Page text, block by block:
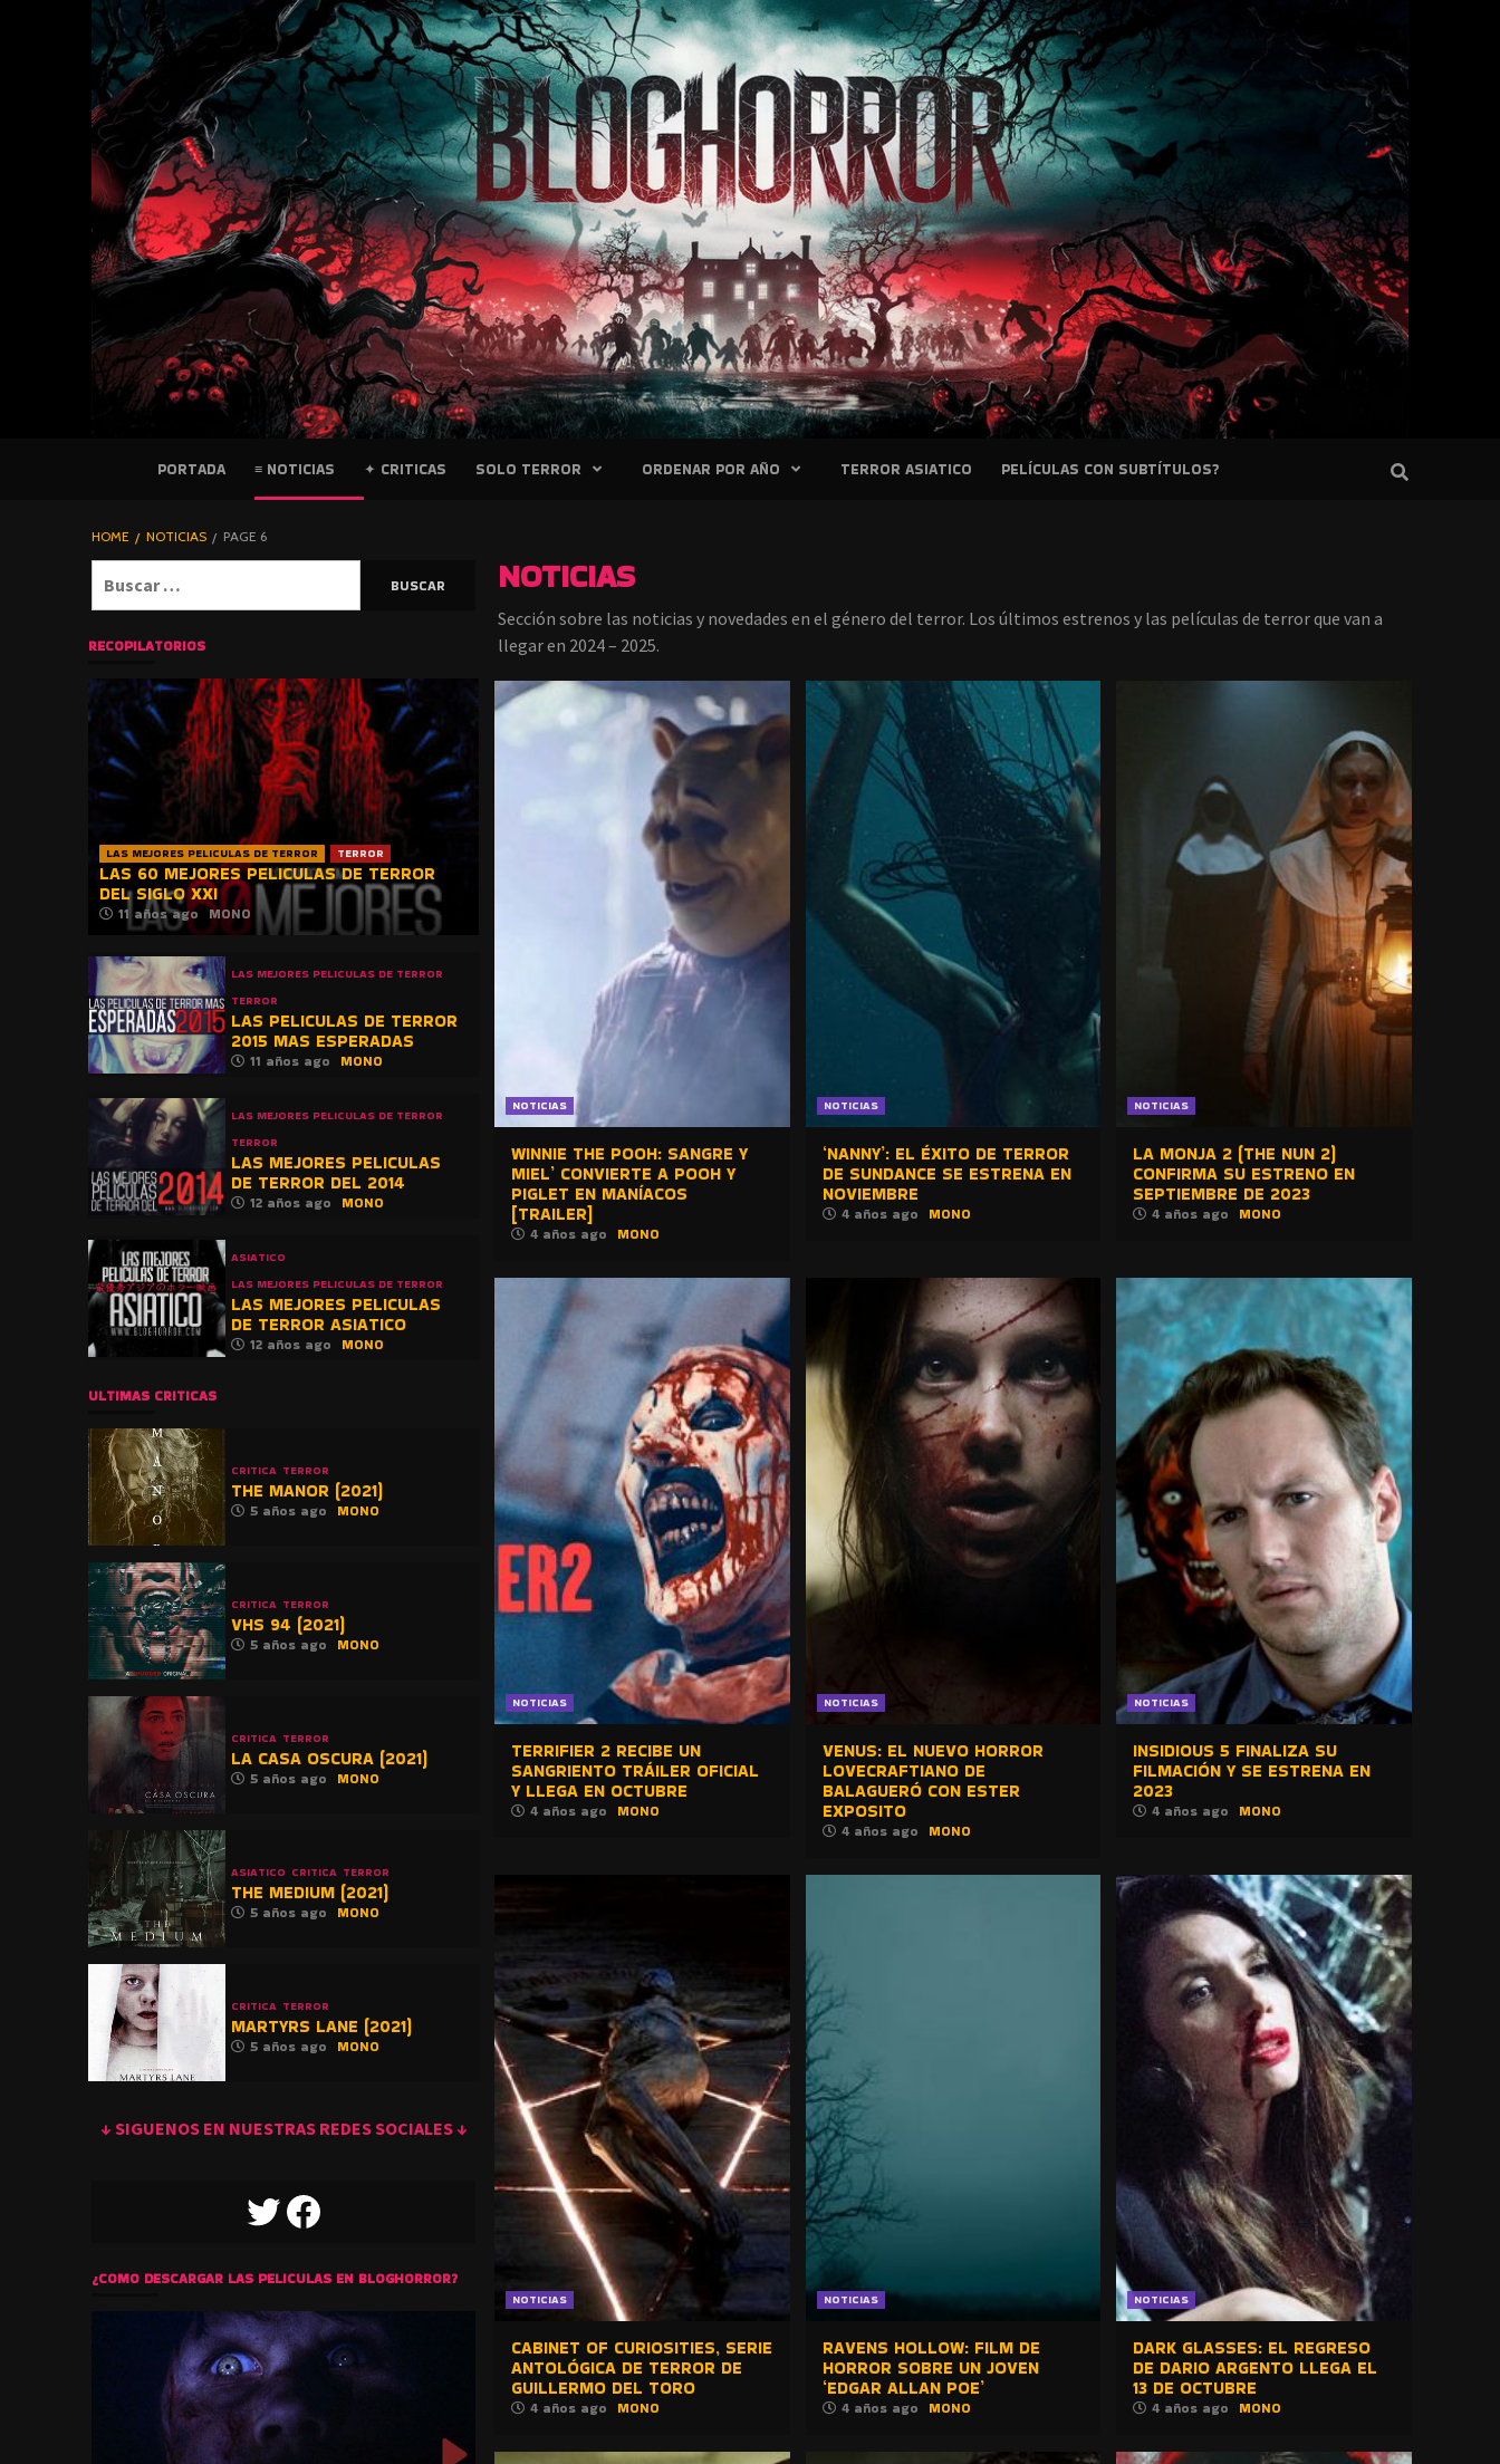
PELICULAS
DE TERROR |
BLOGHORROR
⋆
PORTADA ≡ NOTICIAS ✦ CRITICAS SOLO TERROR ORDENAR POR AÑO TERROR ASIATICO PELÍCULAS CON SUBTÍTULOS?
HOME NOTICIAS PAGE 6
NOTICIAS
Sección sobre las noticias y novedades en el género del terror. Los últimos estrenos y las películas de terror que van a
llegar en 2024 – 2025.
NOTICIAS
WINNIE THE POOH: SANGRE Y
MIEL’ CONVIERTE A POOH Y
PIGLET EN MANÍACOS
[TRAILER]
4 años ago MONO
NOTICIAS
‘NANNY’: EL ÉXITO DE TERROR
DE SUNDANCE SE ESTRENA EN
NOVIEMBRE
4 años ago MONO
NOTICIAS
LA MONJA 2 (THE NUN 2)
CONFIRMA SU ESTRENO EN
SEPTIEMBRE DE 2023
4 años ago MONO
NOTICIAS
TERRIFIER 2 RECIBE UN
SANGRIENTO TRÁILER OFICIAL
Y LLEGA EN OCTUBRE
4 años ago MONO
NOTICIAS
VENUS: EL NUEVO HORROR
LOVECRAFTIANO DE
BALAGUERÓ CON ESTER
EXPOSITO
4 años ago MONO
NOTICIAS
INSIDIOUS 5 FINALIZA SU
FILMACIÓN Y SE ESTRENA EN
2023
4 años ago MONO
NOTICIAS
CABINET OF CURIOSITIES, SERIE
ANTOLÓGICA DE TERROR DE
GUILLERMO DEL TORO
4 años ago MONO
NOTICIAS
RAVENS HOLLOW: FILM DE
HORROR SOBRE UN JOVEN
‘EDGAR ALLAN POE’
4 años ago MONO
NOTICIAS
DARK GLASSES: EL REGRESO
DE DARIO ARGENTO LLEGA EL
13 DE OCTUBRE
4 años ago MONO
RECOPILATORIOS
LAS MEJORES PELICULAS DE TERROR TERROR
LAS 60 MEJORES PELICULAS DE TERROR
DEL SIGLO XXI
11 años ago MONO
LAS MEJORES PELICULAS DE TERROR
TERROR
LAS PELICULAS DE TERROR
2015 MAS ESPERADAS
11 años ago MONO
LAS MEJORES PELICULAS DE TERROR
TERROR
LAS MEJORES PELICULAS
DE TERROR DEL 2014
12 años ago MONO
ASIATICO
LAS MEJORES PELICULAS DE TERROR
LAS MEJORES PELICULAS
DE TERROR ASIATICO
12 años ago MONO
ULTIMAS CRITICAS
CRITICA TERROR
THE MANOR (2021)
5 años ago MONO
CRITICA TERROR
VHS 94 (2021)
5 años ago MONO
CRITICA TERROR
LA CASA OSCURA (2021)
5 años ago MONO
ASIATICO CRITICA TERROR
THE MEDIUM (2021)
5 años ago MONO
CRITICA TERROR
MARTYRS LANE (2021)
5 años ago MONO
↓ SIGUENOS EN NUESTRAS REDES SOCIALES ↓
TWITTERFACEBOOK
¿COMO DESCARGAR LAS PELICULAS EN BLOGHORROR?